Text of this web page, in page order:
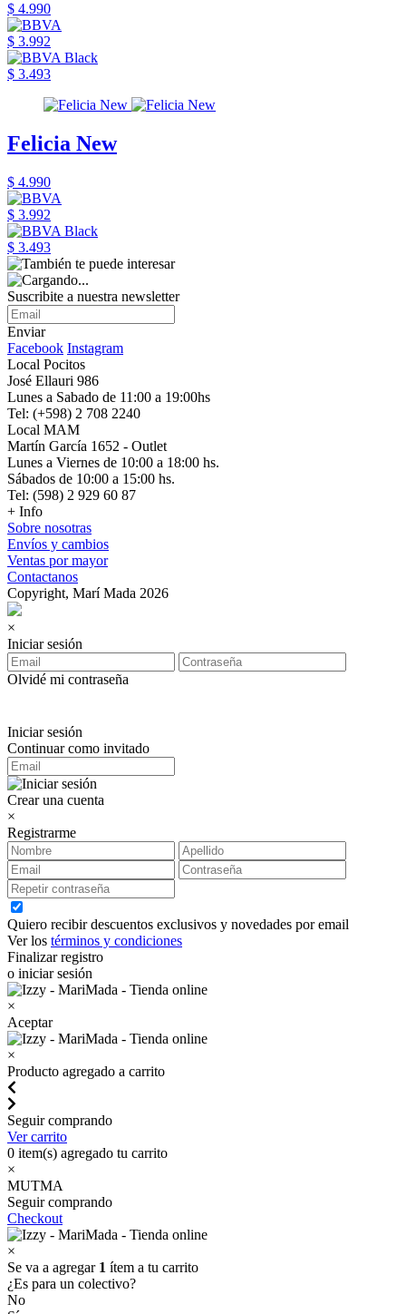
$ 4.990
$ 3.992
$ 3.493
Felicia New
$ 4.990
$ 3.992
$ 3.493
Suscribite a nuestra newsletter
Enviar
Facebook Instagram
Local Pocitos
José Ellauri 986
Lunes a Sabado de 11:00 a 19:00hs
Tel: (+598) 2 708 2240
Local MAM
Martín García 1652 - Outlet
Lunes a Viernes de 10:00 a 18:00 hs.
Sábados de 10:00 a 15:00 hs.
Tel: (598) 2 929 60 87
+ Info
Sobre nosotras
Envíos y cambios
Ventas por mayor
Contactanos
Copyright, Marí Mada 2026
×
Iniciar sesión
Olvidé mi contraseña
Iniciar sesión
Continuar como invitado
Crear una cuenta
×
Registrarme
Quiero recibir descuentos exclusivos y novedades por email
Ver los términos y condiciones
Finalizar registro
o iniciar sesión
×
Aceptar
×
Producto agregado a carrito
Seguir comprando
Ver carrito
0 item(s) agregado tu carrito
×
MUTMA
Seguir comprando
Checkout
×
Se va a agregar 1 ítem a tu carrito
¿Es para un colectivo?
No